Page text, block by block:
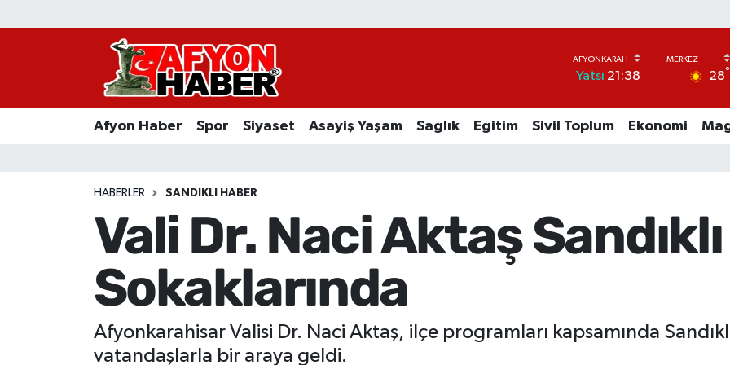
Yatsı 21:38 28°
Afyon Haber Spor Siyaset Asayiş Yaşam Sağlık Eğitim Sivil Toplum Ekonomi
HABERLER SANDIKLI HABER
Vali Dr. Naci Aktaş Sandıklı
Sokaklarında
Afyonkarahisar Valisi Dr. Naci Aktaş, ilçe programları kapsamında
vatandaşlarla bir araya geldi.
Afyon Haber
Asayiş Yaşam
Sivil Toplum
Ekonomi